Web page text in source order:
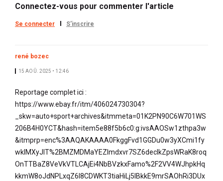
Connectez-vous pour commenter l'article
Se connecter S'inscrire
rené bozec
15 AOÛ. 2025 • 12:46
Reportage complet ici :
https://www.ebay.fr/itm/406024730304?
_skw=auto+sport+archives&itmmeta=01K2PN90C6W701WS
206B4H0YCT&hash=item5e88f5b6c0:g:ivsAAOSw1zthpa3w
&itmprp=enc%3AAQAKAAAA0FkggFvd1GGDu0w3yXCmi1fy
wkIMXyJIT%2BMZMDMaYEZImdxvr7SZ6declkZpsWRaK8roq
OnTTBaZ8VeVkVTLCAjEi4NbBVzkxFamo%2F2VV4WJhpkHq
kkmW8oJdNPLxqZ6l8CDWKT3tiaHiLj5IBkkE9mrSAOhRi3DUx